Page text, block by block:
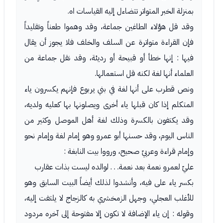
بمنزلة الخبر المتواتر تتضاءل إليه القياسات اه.
وقد قل هؤلاء الطاغين جماعة، وقد وهموا طعناً وتقليداً
فإن القراءة متواترة عن السلف والخلف فلا يجوز أن يقال
فيها : إنها خطأ أو قبيحة أو رديئة، وقد نقل جماعة من
العلماء أنها لغة لكنه قل استعمالها.
ونص قطرب على أنها لغة في بني يربوع فإنهم يكسرون ياء
المتكلم إذا كان قبلها ياء أخرى ويصلونها بها كعليه ولديه،
وقد يكتفون بالكسرة وذلك لغة أهل الموصل وكثير من
الناس اليوم، وقد حسنها أبو عمرو وهو إمام لغة وإمام نحو
وإمام قراءة وعربيّ صحيح، ورووا بيت النابغة :
عليّ لعمرو نعمة بعد نعمة. . . لوالده ليست بذات عقارب
بكسر ياء على فيه، وأنشدوا لذلك أيضاً البيت السابق وهو
للأغلب العجلي، وجهل الزمخشري به كالزجاج لا يلتفت إليه،
وقوله : إن ياء الإضافة لا تكون إلا مفتوحة إلى آخره مردود